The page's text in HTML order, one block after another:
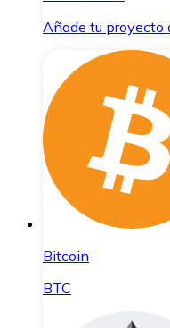
Añade tu proyecto
Bitcoin
BTC